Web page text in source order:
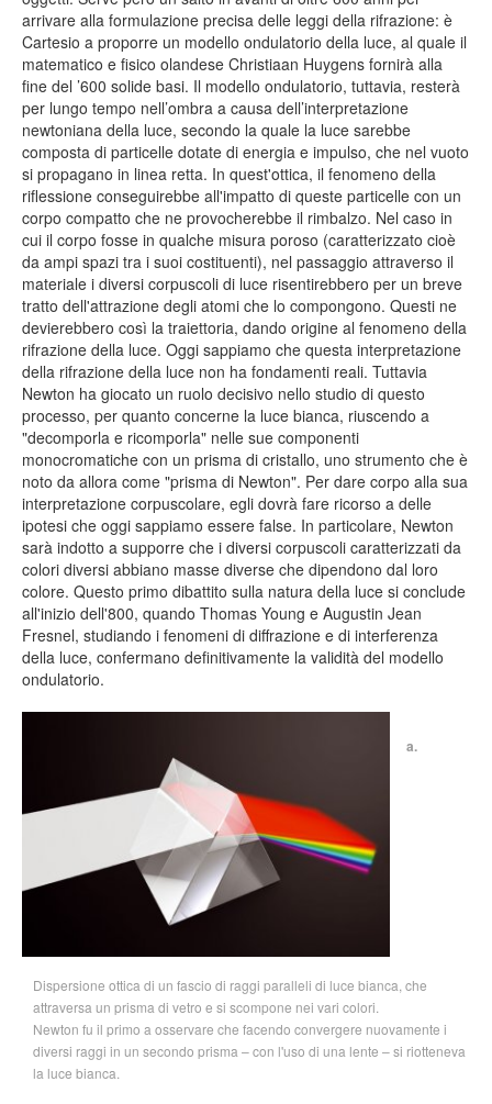
arrivare alla formulazione precisa delle leggi della rifrazione: è
Cartesio a proporre un modello ondulatorio della luce, al quale il
matematico e fisico olandese Christiaan Huygens fornirà alla
fine del ’600 solide basi. Il modello ondulatorio, tuttavia, resterà
per lungo tempo nell’ombra a causa dell’interpretazione
newtoniana della luce, secondo la quale la luce sarebbe
composta di particelle dotate di energia e impulso, che nel vuoto
si propagano in linea retta. In quest'ottica, il fenomeno della
riflessione conseguirebbe all'impatto di queste particelle con un
corpo compatto che ne provocherebbe il rimbalzo. Nel caso in
cui il corpo fosse in qualche misura poroso (caratterizzato cioè
da ampi spazi tra i suoi costituenti), nel passaggio attraverso il
materiale i diversi corpuscoli di luce risentirebbero per un breve
tratto dell'attrazione degli atomi che lo compongono. Questi ne
devierebbero così la traiettoria, dando origine al fenomeno della
rifrazione della luce. Oggi sappiamo che questa interpretazione
della rifrazione della luce non ha fondamenti reali. Tuttavia
Newton ha giocato un ruolo decisivo nello studio di questo
processo, per quanto concerne la luce bianca, riuscendo a
"decomporla e ricomporla" nelle sue componenti
monocromatiche con un prisma di cristallo, uno strumento che è
noto da allora come "prisma di Newton". Per dare corpo alla sua
interpretazione corpuscolare, egli dovrà fare ricorso a delle
ipotesi che oggi sappiamo essere false. In particolare, Newton
sarà indotto a supporre che i diversi corpuscoli caratterizzati da
colori diversi abbiano masse diverse che dipendono dal loro
colore. Questo primo dibattito sulla natura della luce si conclude
all'inizio dell'800, quando Thomas Young e Augustin Jean
Fresnel, studiando i fenomeni di diffrazione e di interferenza
della luce, confermano definitivamente la validità del modello
ondulatorio.
a.
Dispersione ottica di un fascio di raggi paralleli di luce bianca, che
attraversa un prisma di vetro e si scompone nei vari colori.
Newton fu il primo a osservare che facendo convergere nuovamente i
diversi raggi in un secondo prisma – con l'uso di una lente – si riotteneva
la luce bianca.